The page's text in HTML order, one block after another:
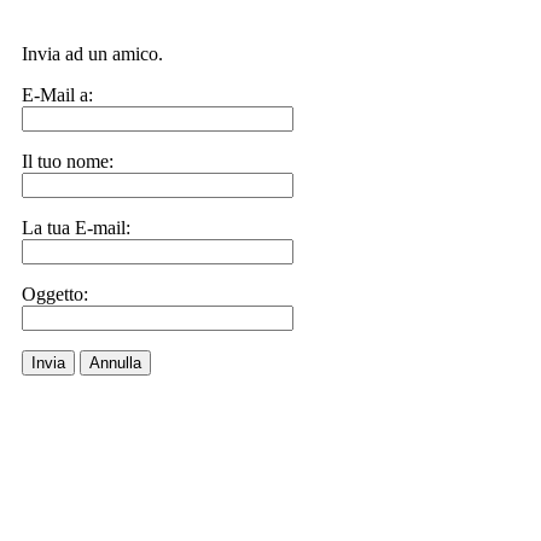
Invia ad un amico.
E-Mail a:
Il tuo nome:
La tua E-mail:
Oggetto:
Invia Annulla